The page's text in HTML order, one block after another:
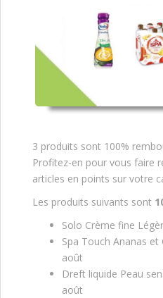
3 produits sont 100%
Profitez-en pour vous faire
articles en points sur votre
Les produits suivants sont
Solo Crème fine
Spa Touch Ananas
août
Dreft liquide Peau
août